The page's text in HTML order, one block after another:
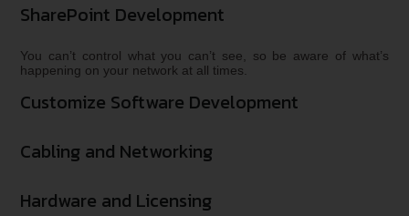
SharePoint Development
You can’t control what you can’t see, so be aware of what’s
happening on your network at all times.
Customize Software Development
Cabling and Networking
Hardware and Licensing